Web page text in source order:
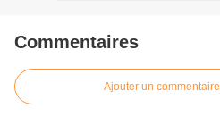
Commentaires
Ajouter un commentaire